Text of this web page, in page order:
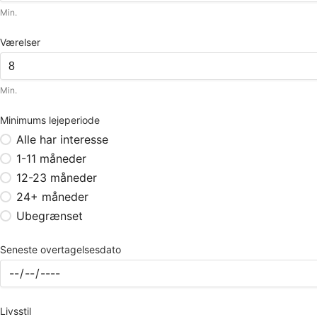
Min.
Værelser
Min.
Minimums lejeperiode
Alle har interesse
1-11 måneder
12-23 måneder
24+ måneder
Ubegrænset
Seneste overtagelsesdato
Livsstil